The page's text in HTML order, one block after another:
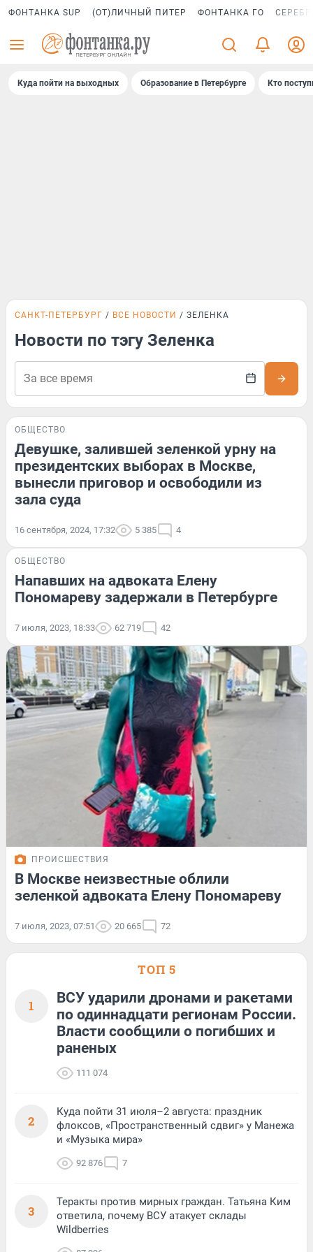
ФОНТАНКА SUP (ОТ)ЛИЧНЫЙ ПИТЕР ФОНТАНКА ГО
Куда пойти на выходных Образование в Петербурге Кто
САНКТ-ПЕТЕРБУРГ ВСЕ НОВОСТИ ЗЕЛЕНКА
Новости по тэгу Зеленка
ОБЩЕСТВО
Девушке, залившей зеленкой урну на
президентских выборах в Москве,
вынесли приговор и освободили из
зала суда
16 сентября, 2024, 17:32 5 385 4
ОБЩЕСТВО
Напавших на адвоката Елену
Пономареву задержали в Петербурге
7 июля, 2023, 18:33 62 719 42
ПРОИСШЕСТВИЯ
В Москве неизвестные облили
зеленкой адвоката Елену Пономареву
7 июля, 2023, 07:51 20 665 72
ТОП 5
1
ВСУ ударили дронами и ракетами
по одиннадцати регионам России.
Власти сообщили о погибших и
раненых
111 074
2
Куда пойти 31 июля–2 августа: праздник
флоксов, «Пространственный сдвиг» у Манежа
и «Музыка мира»
92 876 7
3
Теракты против мирных граждан. Татьяна Ким
ответила, почему ВСУ атакует склады
Wildberries